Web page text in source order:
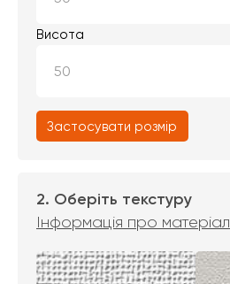
Висота
Застосувати розмір
2. Оберіть текстуру
Інформація про матеріал